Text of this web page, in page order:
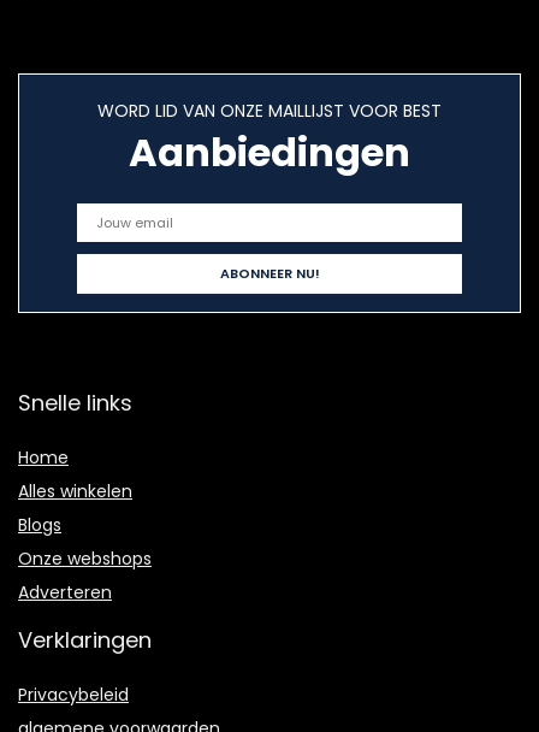
WORD LID VAN ONZE MAILLIJST VOOR BEST
Aanbiedingen
Snelle links
Home
Alles winkelen
Blogs
Onze webshops
Adverteren
Verklaringen
Privacybeleid